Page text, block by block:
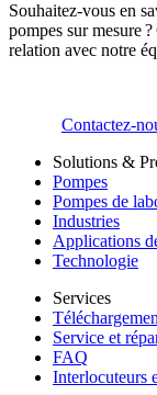
Souhaitez-vous en
pompes sur mesure
relation avec notre
Contactez-
Solutions &
Pompes
Pompes de
Industries
Applications
Technologie
Services
Service et
FAQ
Interlocuteurs